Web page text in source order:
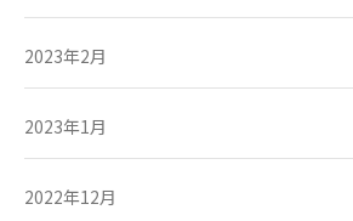
2023年2月
2023年1月
2022年12月